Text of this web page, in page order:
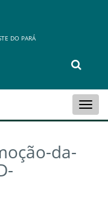
DO PARÁ
da-